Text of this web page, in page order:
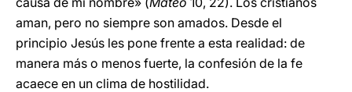
aman, pero no siempre son amados. Desde el
principio Jesús les pone frente a esta realidad: de
manera más o menos fuerte, la confesión de la fe
acaece en un clima de hostilidad.